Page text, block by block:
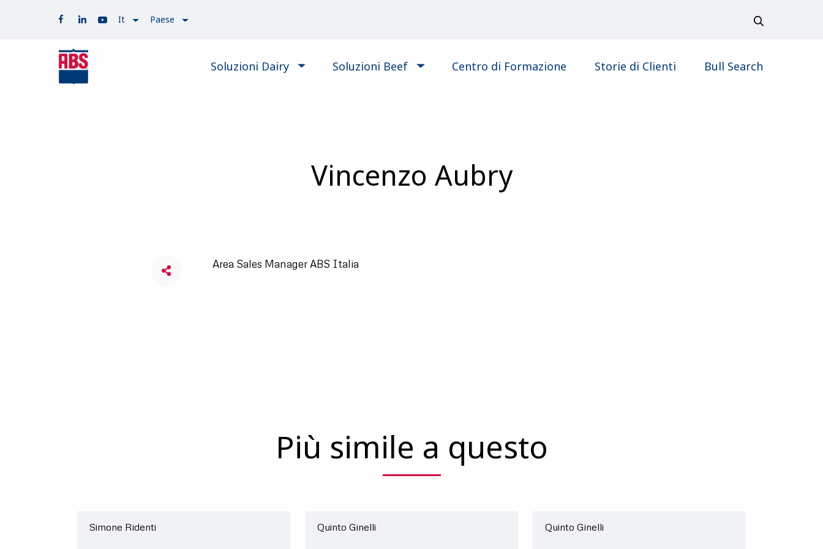
It Paese
Soluzioni Dairy Soluzioni Beef Centro di Formazione Storie di Clienti Bull Search
Vincenzo Aubry
Area Sales Manager ABS Italia
Più simile a questo
Simone Ridenti Quinto Ginelli Quinto Ginelli